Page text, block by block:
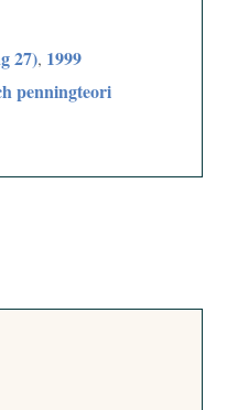
27), 1999
penningteori